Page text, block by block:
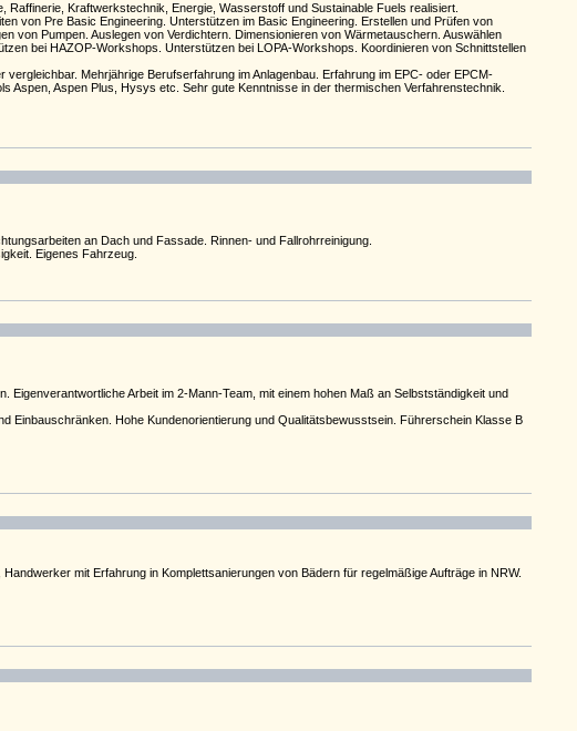
Kraftwerkstechnik, Energie, Wasserstoff und Sustainable Fuels realisiert.
von Pre Basic Engineering. Unterstützen im Basic Engineering. Erstellen und Prüfen von
von Pumpen. Auslegen von Verdichtern. Dimensionieren von Wärmetauschern. Auswählen
bei HAZOP-Workshops. Unterstützen bei LOPA-Workshops. Koordinieren von Schnittstellen
Mehrjährige Berufserfahrung im Anlagenbau. Erfahrung im EPC- oder EPCM-
Aspen Plus, Hysys etc. Sehr gute Kenntnisse in der thermischen Verfahrenstechnik.
an Dach und Fassade. Rinnen- und Fallrohrreinigung.
Eigenes Fahrzeug.
Arbeit im 2-Mann-Team, mit einem hohen Maß an Selbstständigkeit und
Einbauschränken. Hohe Kundenorientierung und Qualitätsbewusstsein. Führerschein Klasse B
mit Erfahrung in Komplettsanierungen von Bädern für regelmäßige Aufträge in NRW.